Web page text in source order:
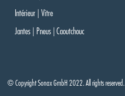
Intérieur | Vitre
Jantes | Pneus | Caoutchouc
© Copyright Sonax GmbH 2022. All rights reserved.